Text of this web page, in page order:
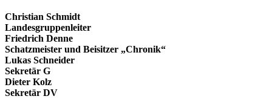
Christian Schmidt
Landesgruppenleiter
Friedrich Denne
Schatzmeister und Beisitzer „Chronik“
Lukas Schneider
Sekretär G
Dieter Kolz
Sekretär DV